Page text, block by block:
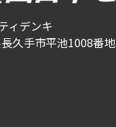
ィデンキ
久手市平池1008番地